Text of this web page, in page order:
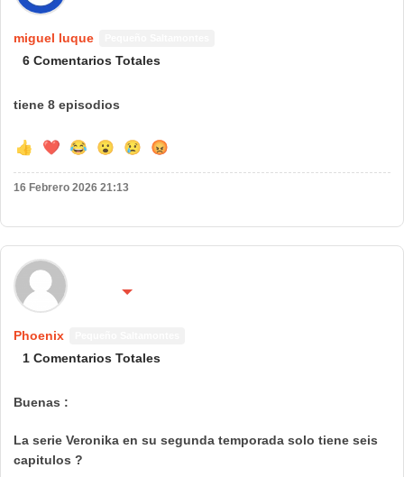
miguel luque
6 Comentarios Totales
tiene 8 episodios
👍 ❤️ 😂 😮 😢 😡
16 Febrero 2026 21:13
Phoenix
1 Comentarios Totales
Buenas :
La serie Veronika en su segunda temporada solo tiene seis
capitulos ?